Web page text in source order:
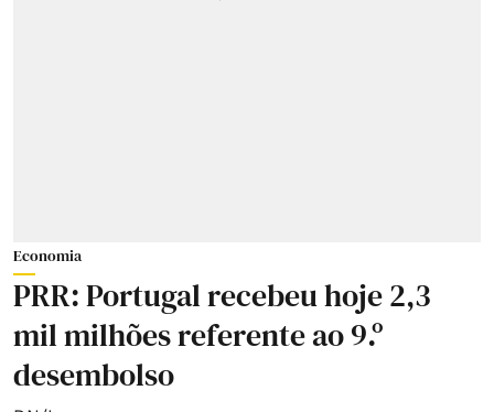
Economia
PRR: Portugal recebeu hoje 2,3
mil milhões referente ao 9.º
desembolso